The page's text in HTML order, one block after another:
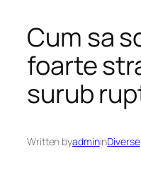
Cum sa
foarte
surub
Written byadmininDiverse